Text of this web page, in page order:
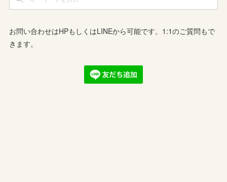
お問い合わせはHPもしくはLINEから可能です。1:1のご質問もで
きます。